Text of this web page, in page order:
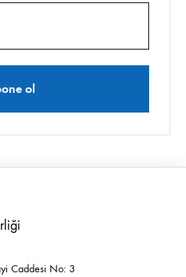
Caddesi No: 3